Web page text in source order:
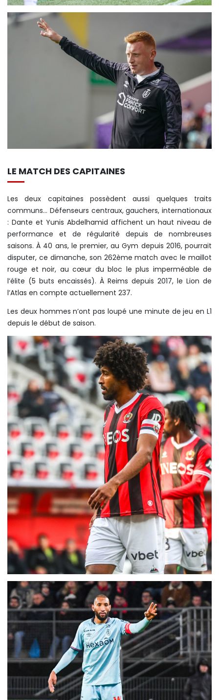
LE MATCH DES CAPITAINES
Les deux capitaines possèdent aussi quelques traits
communs… Défenseurs centraux, gauchers, internationaux
: Dante et Yunis Abdelhamid affichent un haut niveau de
performance et de régularité depuis de nombreuses
saisons. À 40 ans, le premier, au Gym depuis 2016, pourrait
disputer, ce dimanche, son 262ème match avec le maillot
rouge et noir, au cœur du bloc le plus imperméable de
l’élite (5 buts encaissés). À Reims depuis 2017, le Lion de
l’Atlas en compte actuellement 237.
Les deux hommes n’ont pas loupé une minute de jeu en L1
depuis le début de saison.